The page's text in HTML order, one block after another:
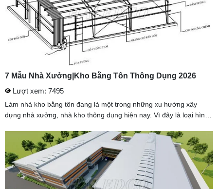
7 Mẫu Nhà Xưởng|Kho Bằng Tôn Thông Dụng 2026
Lượt xem: 7495
Làm nhà kho bằng tôn đang là một trong những xu hướng xây
dựng nhà xưởng, nhà kho thông dụng hiện nay. Vì đây là loại hình